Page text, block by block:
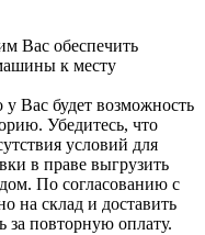
Вас обеспечить
к месту
у Вас будет возможность
Убедитесь, что
условий для
в праве выгрузить
дом. По согласованию с
на склад и доставить
за повторную оплату.